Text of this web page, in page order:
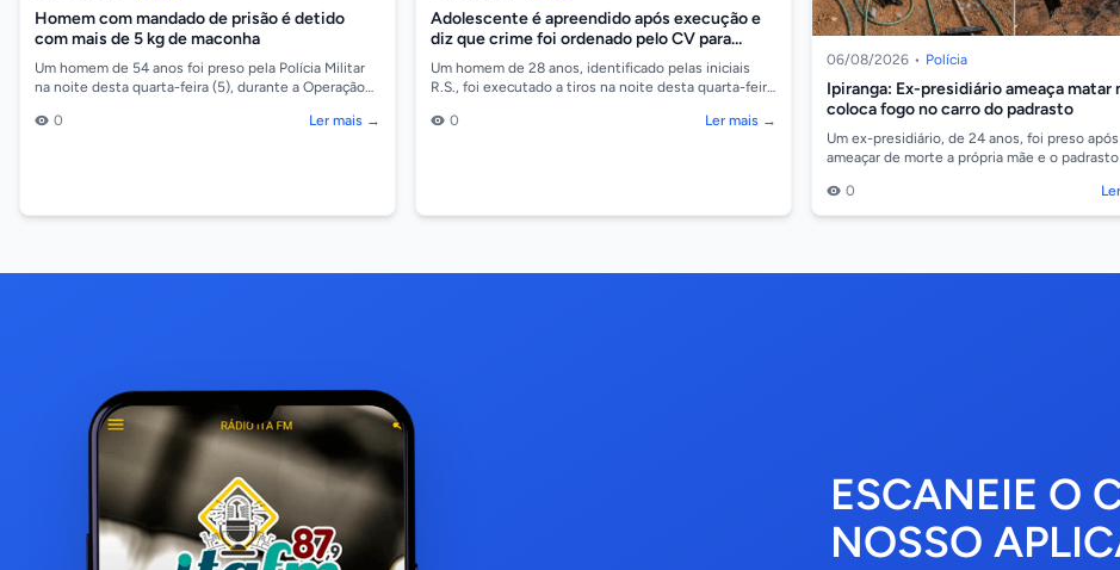
Homem com mandado de prisão é detido
com mais de 5 kg de maconha
Um homem de 54 anos foi preso pela Polícia Militar
na noite desta quarta-feira (5), durante a Operação
0
Ler mais →
Adolescente é apreendido após execução e
diz que crime foi ordenado pelo CV para
quitar dívida de drogas
Um homem de 28 anos, identificado pelas iniciais
R.S., foi executado a tiros na noite desta quarta-feira
0
Ler mais →
06/08/2026 • Polícia
Ipiranga: Ex-presidiário ameaça matar
coloca fogo no carro do padrasto
Um ex-presidiário, de 24 anos, foi preso após
ameaçar de morte a própria mãe e o
onde se...
0
ESCANEIE O
NOSSO